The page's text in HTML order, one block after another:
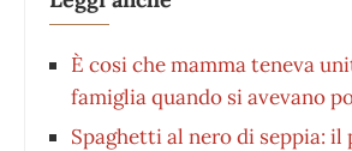
È cosi che mamma teneva
famiglia quando si avevano
Spaghetti al nero di seppia: